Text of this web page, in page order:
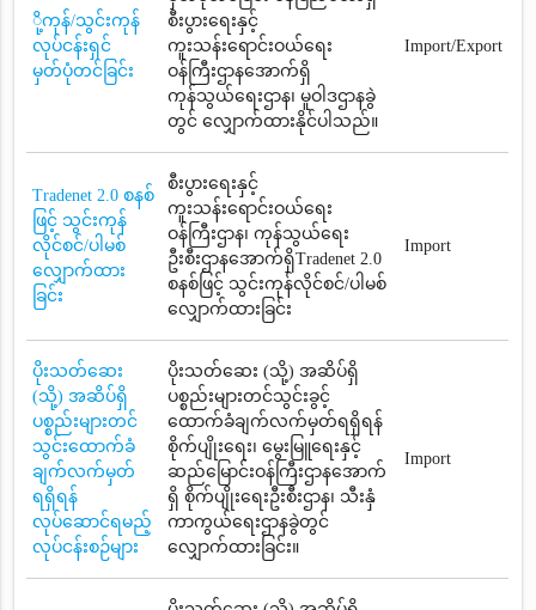
ို့ကုန်/သွင်းကုန်
လုပ်ငန်းရှင်
မှတ်ပုံတင်ခြင်း
စီးပွားရေးနှင့်
ကူးသန်းရောင်းဝယ်ရေး
ဝန်ကြီးဌာနအောက်ရှိ
ကုန်သွယ်ရေးဌာန၊ မူဝါဒဌာနခွဲ
တွင် လျှောက်ထားနိုင်ပါသည်။
Import/Export
Tradenet 2.0 စနစ်
ဖြင့် သွင်းကုန်
လိုင်စင်/ပါမစ်
လျှောက်ထား
ခြင်း
စီးပွားရေးနှင့်
ကူးသန်းရောင်းဝယ်ရေး
ဝန်ကြီးဌာန၊ ကုန်သွယ်ရေး
ဦးစီးဌာနအောက်ရှိTradenet 2.0
စနစ်ဖြင့် သွင်းကုန်လိုင်စင်/ပါမစ်
လျှောက်ထားခြင်း
Import
ပိုးသတ်ဆေး
(သို့) အဆိပ်ရှိ
ပစ္စည်းများတင်
သွင်းထောက်ခံ
ချက်လက်မှတ်
ရရှိရန်
လုပ်ဆောင်ရမည့်
လုပ်ငန်းစဉ်များ
ပိုးသတ်ဆေး (သို့) အဆိပ်ရှိ
ပစ္စည်းများတင်သွင်းခွင့်
ထောက်ခံချက်လက်မှတ်ရရှိရန်
စိုက်ပျိုးရေး၊ မွေးမြူရေးနှင့်
ဆည်မြောင်းဝန်ကြီးဌာနအောက်
ရှိ စိုက်ပျိုးရေးဦးစီးဌာန၊ သီးနှံ
ကာကွယ်ရေးဌာနခွဲတွင်
လျှောက်ထားခြင်း။
Import